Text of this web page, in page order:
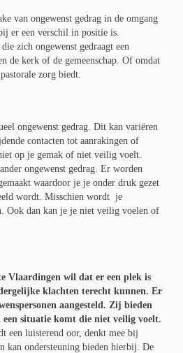
van ongewenst gedrag in de omgang
er een verschil in positie is.
zich ongewenst gedraagt een
de kerk of de gemeenschap. Of omdat
zorg biedt.
ongewenst gedrag. Dit kan variëren
contacten tot aanrakingen of
op je gemak of niet veilig voelt.
ongewenst gedrag. Er worden
waardoor je je onder druk gezet
wordt. Misschien wordt je
Ook dan kan je je niet veilig voelen of
Vlaardingen wil dat er een plek is
klachten terecht kunnen. Er
aangesteld. Zij bieden
een situatie komt die niet veilig voelt.
een luisterend oor, denkt mee bij
kan ondersteuning bieden hierbij. De